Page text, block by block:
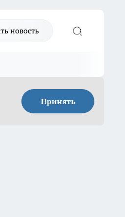
новость
Принять